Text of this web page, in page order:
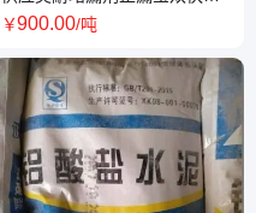
泥瞬间堵漏 快干低碱度硫铝酸
￥900.00/吨